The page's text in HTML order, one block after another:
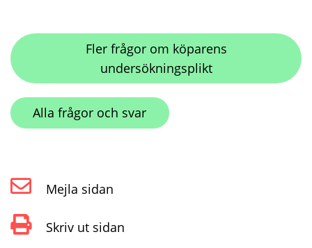
Fler frågor om köparens
undersökningsplikt
Alla frågor och svar
Mejla sidan
Skriv ut sidan